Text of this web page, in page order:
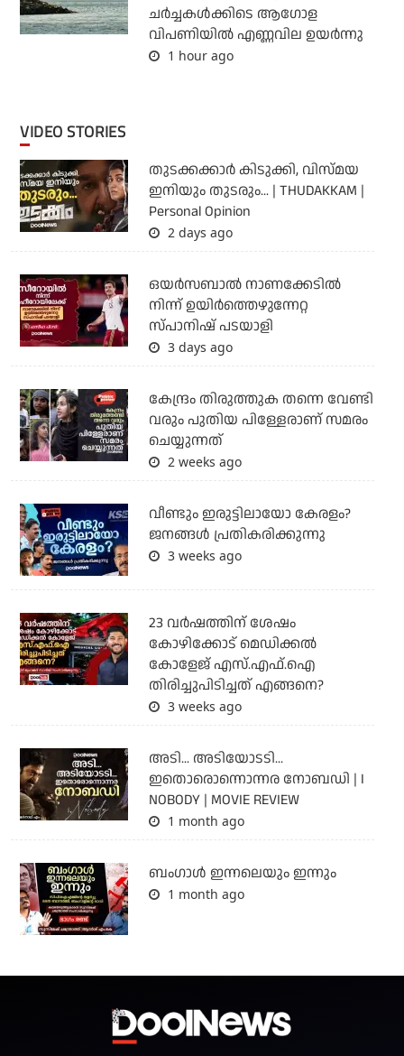
ചര്‍ച്ചകള്‍ക്കിടെ ആഗോള
വിപണിയില്‍ എണ്ണവില ഉയര്‍ന്നു
1 hour ago
VIDEO STORIES
തുടക്കക്കാര്‍ കിടുക്കി, വിസ്മയ
ഇനിയും തുടരും... | THUDAKKAM |
Personal Opinion
2 days ago
ഒയര്‍സബാൽ നാണക്കേടിൽ
നിന്ന് ഉയിർത്തെഴുന്നേറ്റ
സ്പാനിഷ് പടയാളി
3 days ago
കേന്ദ്രം തിരുത്തുക തന്നെ വേണ്ടി
വരും പുതിയ പിള്ളേരാണ് സമരം
ചെയ്യുന്നത്
2 weeks ago
വീണ്ടും ഇരുട്ടിലായോ കേരളം?
ജനങ്ങൾ പ്രതികരിക്കുന്നു
3 weeks ago
23 വർഷത്തിന് ശേഷം
കോഴിക്കോട് മെഡിക്കൽ
കോളേജ് എസ്.എഫ്.ഐ
തിരിച്ചുപിടിച്ചത് എങ്ങനെ?
3 weeks ago
അടി... അടിയോടടി...
ഇതൊരൊന്നൊന്നര നോബഡി | I
NOBODY | MOVIE REVIEW
1 month ago
ബംഗാള്‍ ഇന്നലെയും ഇന്നും
1 month ago